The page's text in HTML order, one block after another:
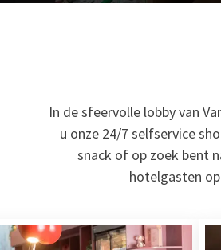
In de sfeervolle lobby van
u onze 24/7 selfservice
snack of op zoek bent
hotelgasten